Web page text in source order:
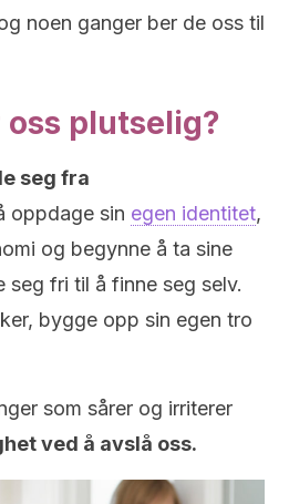
noen ganger ber de oss til
plutselig?
seg fra
oppdage sin egen identitet,
og begynne å ta sine
seg fri til å finne seg selv.
bygge opp sin egen tro
som sårer og irriterer
ved å avslå oss.